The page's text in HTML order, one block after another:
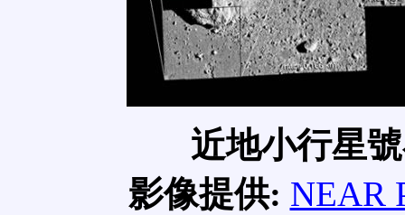
近地小行星
影像提供: NEAR